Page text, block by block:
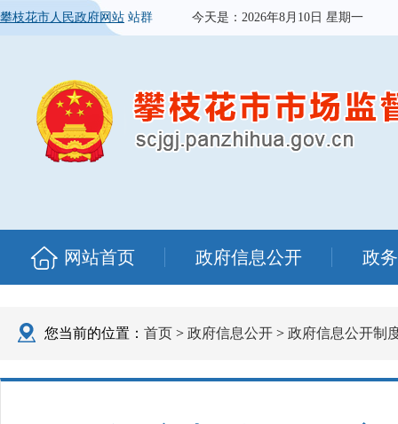
攀枝花市人民政府网站 站群 今天是： 2026年8月10日 星期一
网站首页 政府信息公开 政
您当前的位置： 首页 > 政府信息公开 > 政府信息公开制